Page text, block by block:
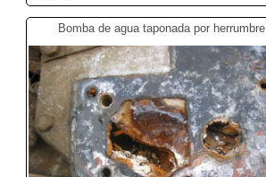
Bomba de agua taponada por herrumbre